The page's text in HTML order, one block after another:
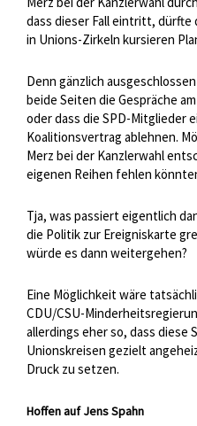
dass dieser Fall eintritt, dürfte
in Unions-Zirkeln kursieren
Denn gänzlich
beide Seiten die Gespräche
oder dass die SPD-Mitglieder
Koalitionsvertrag ablehnen.
Merz bei der Kanzlerwahl
eigenen Reihen fehlen
Tja, was passiert eigentlich
die Politik zur Ereigniskarte
würde es dann weitergehen?
Eine Möglichkeit wäre
CDU/CSU-
allerdings eher so, dass diese
Unionskreisen gezielt
Druck zu setzen.
Hoffen auf Jens Spahn